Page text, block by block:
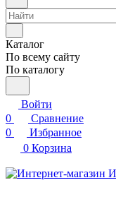
Каталог
По всему сайту
По каталогу
Войти
0
Сравнение
0
Избранное
0 Корзина